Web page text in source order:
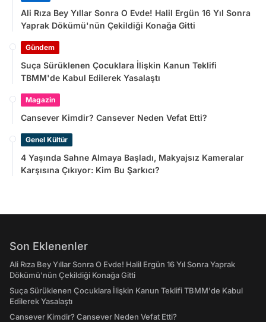
Ali Rıza Bey Yıllar Sonra O Evde! Halil Ergün 16 Yıl Sonra
Yaprak Dökümü'nün Çekildiği Konağa Gitti
Gündem
Suça Sürüklenen Çocuklara İlişkin Kanun Teklifi
TBMM'de Kabul Edilerek Yasalaştı
Magazin
Cansever Kimdir? Cansever Neden Vefat Etti?
Genel Kültür
4 Yaşında Sahne Almaya Başladı, Makyajsız Kameralar
Karşısına Çıkıyor: Kim Bu Şarkıcı?
Son Eklenenler
Ali Rıza Bey Yıllar Sonra O Evde! Halil Ergün 16 Yıl Sonra Yaprak
Dökümü'nün Çekildiği Konağa Gitti
Suça Sürüklenen Çocuklara İlişkin Kanun Teklifi TBMM'de Kabul
Edilerek Yasalaştı
Cansever Kimdir? Cansever Neden Vefat Etti?